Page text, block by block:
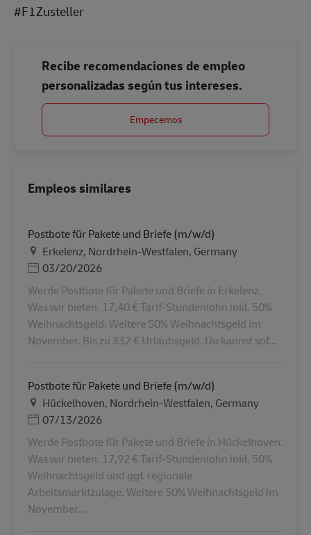
#F1Zusteller
Recibe recomendaciones de empleo
personalizadas según tus intereses.
Empecemos
Empleos similares
Postbote für Pakete und Briefe (m/w/d)
Ubicación
Erkelenz, Nordrhein-Westfalen, Germany
Posted Date
03/20/2026
Werde Postbote für Pakete und Briefe in Erkelenz.
Was wir bieten. 17,40 € Tarif-Stundenlohn inkl. 50%
Weihnachtsgeld. Weitere 50% Weihnachtsgeld im
November. Bis zu 332 € Urlaubsgeld. Du kannst sof...
Postbote für Pakete und Briefe (m/w/d)
Ubicación
Hückelhoven, Nordrhein-Westfalen, Germany
Posted Date
07/13/2026
Werde Postbote für Pakete und Briefe in Hückelhoven.
Was wir bieten. 17,92 € Tarif-Stundenlohn inkl. 50%
Weihnachtsgeld und ggf. regionale
Arbeitsmarktzulage. Weitere 50% Weihnachtsgeld im
November...